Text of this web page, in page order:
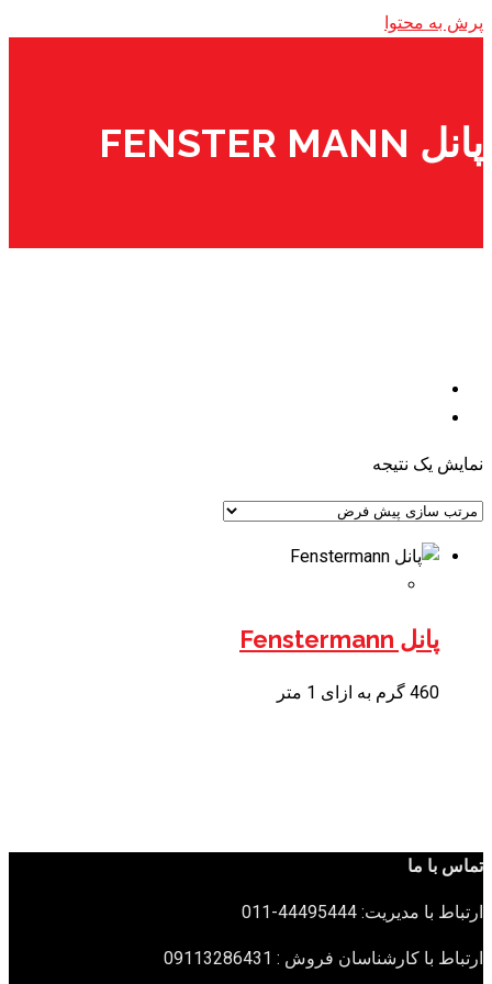
پرش به محتوا
پانل FENSTER MANN
نمایش یک نتیجه
پانل Fenstermann
460 گرم به ازای 1 متر
تماس با ما
ارتباط با مدیریت: 44495444-011
ارتباط با کارشناسان فروش : 09113286431